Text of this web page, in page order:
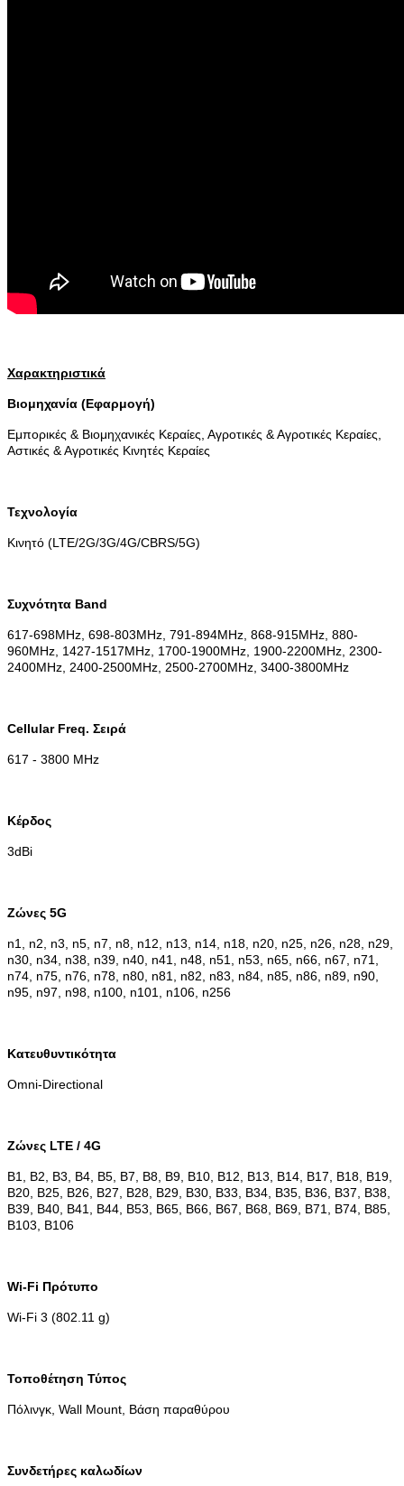
Χαρακτηριστικά
Βιομηχανία (Εφαρμογή)
Εμπορικές & Βιομηχανικές Κεραίες, Αγροτικές & Αγροτικές Κεραίες,
Αστικές & Αγροτικές Κινητές Κεραίες
Τεχνολογία
Κινητό (LTE/2G/3G/4G/CBRS/5G)
Συχνότητα Band
617-698MHz, 698-803MHz, 791-894MHz, 868-915MHz, 880-
960MHz, 1427-1517MHz, 1700-1900MHz, 1900-2200MHz, 2300-
2400MHz, 2400-2500MHz, 2500-2700MHz, 3400-3800MHz
Cellular Freq. Σειρά
617 - 3800 MHz
Κέρδος
3dBi
Ζώνες 5G
n1, n2, n3, n5, n7, n8, n12, n13, n14, n18, n20, n25, n26, n28, n29,
n30, n34, n38, n39, n40, n41, n48, n51, n53, n65, n66, n67, n71,
n74, n75, n76, n78, n80, n81, n82, n83, n84, n85, n86, n89, n90,
n95, n97, n98, n100, n101, n106, n256
Κατευθυντικότητα
Omni-Directional
Ζώνες LTE / 4G
B1, B2, B3, B4, B5, B7, B8, B9, B10, B12, B13, B14, B17, B18, B19,
B20, B25, B26, B27, B28, B29, B30, B33, B34, B35, B36, B37, B38,
B39, B40, B41, B44, B53, B65, B66, B67, B68, B69, B71, B74, B85,
B103, B106
Wi-Fi Πρότυπο
Wi-Fi 3 (802.11 g)
Τοποθέτηση Τύπος
Πόλινγκ, Wall Mount, Βάση παραθύρου
Συνδετήρες καλωδίων